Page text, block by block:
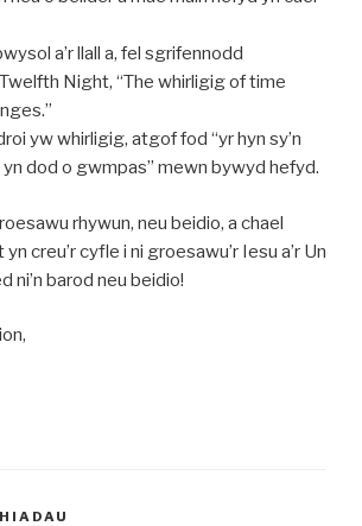
a’r llall a, fel sgrifennodd
Night, “The whirligig of time
yw whirligig, atgof fod “yr hyn sy’n
dod o gwmpas” mewn bywyd hefyd.
rhywun, neu beidio, a chael
creu’r cyfle i ni groesawu’r Iesu a’r Un
ni’n barod neu beidio!